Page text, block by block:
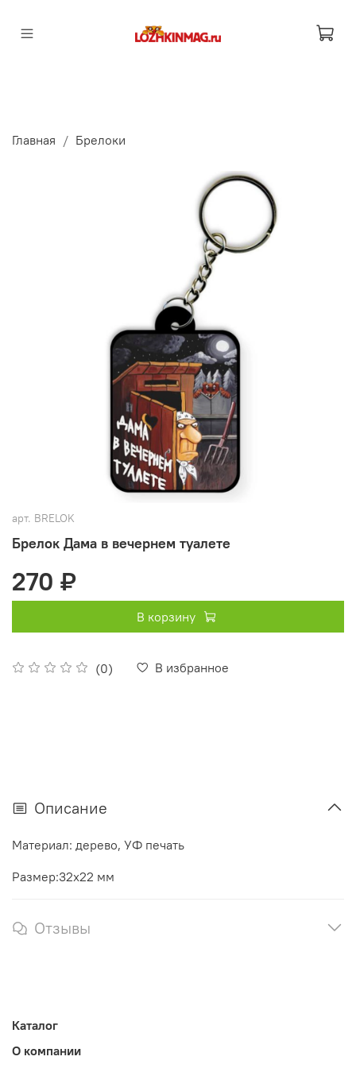
Главная Брелоки
арт. BRELOK
Брелок Дама в вечернем туалете
(0) В избранное
270 ₽
В корзину
Описание
Материал: дерево, УФ печать
Размер:32х22 мм
Отзывы
Каталог
О компании